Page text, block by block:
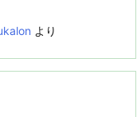
より